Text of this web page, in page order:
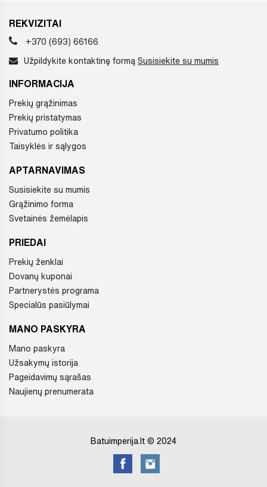
REKVIZITAI
+370 (693) 66166
Užpildykite kontaktinę formą Susisiekite su mumis
INFORMACIJA
Prekių grąžinimas
Prekių pristatymas
Privatumo politika
Taisyklės ir sąlygos
APTARNAVIMAS
Susisiekite su mumis
Grąžinimo forma
Svetainės žemėlapis
PRIEDAI
Prekių ženklai
Dovanų kuponai
Partnerystės programa
Specialūs pasiūlymai
MANO PASKYRA
Mano paskyra
Užsakymų istorija
Pageidavimų sąrašas
Naujienų prenumerata
Batuimperija.lt © 2024